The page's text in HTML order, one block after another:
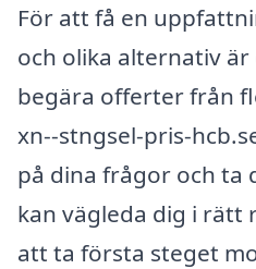
För att få en
och olika alternativ
begära offerter från
xn--stngsel-pris-
på dina frågor och ta
kan vägleda dig i rätt
att ta första steget